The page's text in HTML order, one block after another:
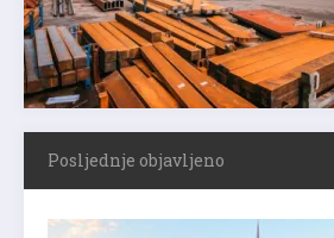
Posljednje objavljeno